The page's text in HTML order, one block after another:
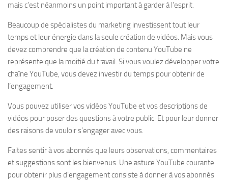
mais c’est néanmoins un point important à garder à l’esprit.
Beaucoup de spécialistes du marketing investissent tout leur
temps et leur énergie dans la seule création de vidéos. Mais vous
devez comprendre que la création de contenu YouTube ne
représente que la moitié du travail. Si vous voulez développer votre
chaîne YouTube, vous devez investir du temps pour obtenir de
l’engagement.
Vous pouvez utiliser vos vidéos YouTube et vos descriptions de
vidéos pour poser des questions à votre public. Et pour leur donner
des raisons de vouloir s’engager avec vous.
Faites sentir à vos abonnés que leurs observations, commentaires
et suggestions sont les bienvenus. Une astuce YouTube courante
pour obtenir plus d’engagement consiste à donner à vos abonnés